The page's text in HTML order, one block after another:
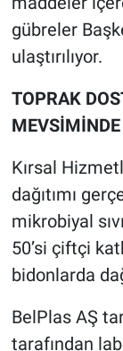
gübreler
ulaştırılıyor.
TOPRAK
Kırsal
dağıtımı
mikrobiyal
50’si çiftçi
bidonlarda
BelPlas AŞ
tarafından